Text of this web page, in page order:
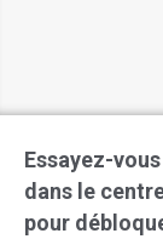
Essayez-
dans le
pour